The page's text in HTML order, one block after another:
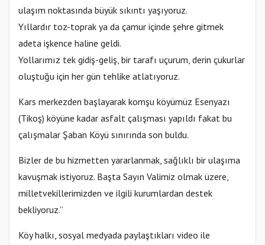
ulaşım noktasında büyük sıkıntı yaşıyoruz.
Yıllardır toz-toprak ya da çamur içinde şehre gitmek
adeta işkence haline geldi.
Yollarımız tek gidiş-geliş, bir tarafı uçurum, derin çukurlar
oluştuğu için her gün tehlike atlatıyoruz.
Kars merkezden başlayarak komşu köyümüz Esenyazı
(Tikoş) köyüne kadar asfalt çalışması yapıldı fakat bu
çalışmalar Şaban Köyü sınırında son buldu.
Bizler de bu hizmetten yararlanmak, sağlıklı bir ulaşıma
kavuşmak istiyoruz. Başta Sayın Valimiz olmak üzere,
milletvekillerimizden ve ilgili kurumlardan destek
bekliyoruz.”
Köy halkı, sosyal medyada paylaştıkları video ile